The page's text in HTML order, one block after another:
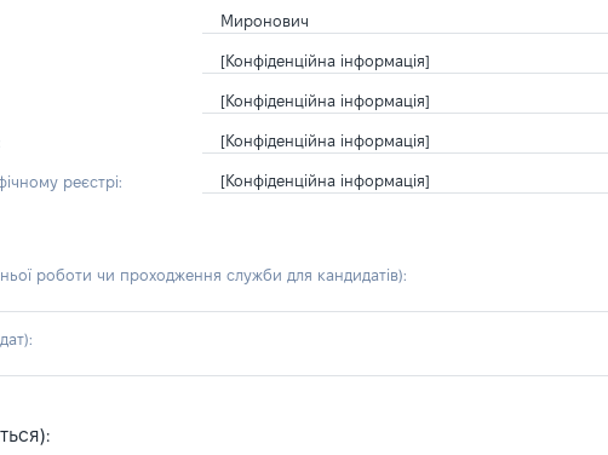
Миронович
[Конфіденційна інформація]
[Конфіденційна інформація]
[Конфіденційна інформація]
реєстрі: [Конфіденційна інформація]
роботи чи проходження служби для кандидатів):
: